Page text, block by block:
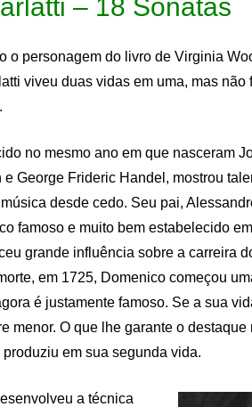
– 18 Sonatas
o personagem do livro de Virginia
viveu duas vidas em uma, mas não
no mesmo ano em que nasceram
e George Frideric Handel, mostrou
desde cedo. Seu pai,
famoso e muito bem estabelecido
grande influência sobre a carreira
em 1725, Domenico começou
é justamente famoso. Se a sua
menor. O que lhe garante o destaque
em sua segunda vida.
a técnica